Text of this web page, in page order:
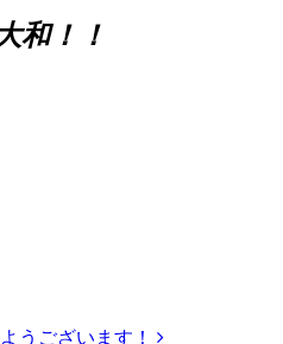
和！！
うございます！